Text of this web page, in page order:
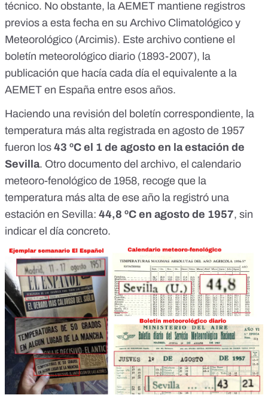
técnico. No obstante, la AEMET mantiene registros
previos a esta fecha en su Archivo Climatológico y
Meteorológico (Arcimis). Este archivo contiene el
boletín meteorológico diario (1893-2007), la
publicación que hacía cada día el equivalente a la
AEMET en España entre esos años.
Haciendo una revisión del boletín correspondiente, la
temperatura más alta registrada en agosto de 1957
fueron los 43 ºC el 1 de agosto en la estación de
Sevilla. Otro documento del archivo, el calendario
meteoro-fenológico de 1958, recoge que la
temperatura más alta de ese año la registró una
estación en Sevilla: 44,8 ºC en agosto de 1957, sin
indicar el día concreto.